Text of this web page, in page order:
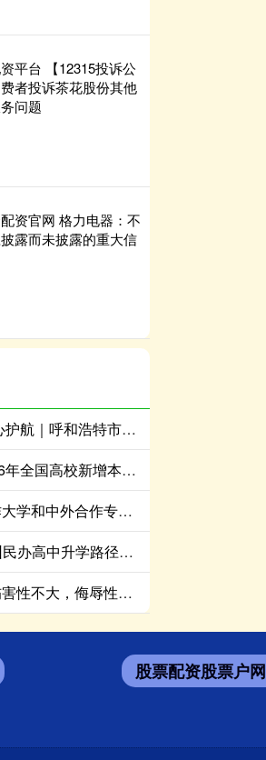
平台 【12315投诉公
者投诉茶花股份其他
问题
资官网 格力电器：不
露而未披露的重大信
无双策略 高三征途 同心护航｜呼和浩特市2026年度生涯规划季正式启动！首场赋能讲座走进呼市二中
股票配资炒股官网 2026年全国高校新增本科专业38个，高考志愿怎么填？
方圆配资平台 中外合作大学和中外合作专业，到底有何不同？
中金配资APP下载 深圳民办高中升学路径解析：普高、艺考、国际方向怎么选？
武汉股票配资网平台 伤害性不大，侮辱性极强！ 伊朗革命卫队：第82 空降师和第1装甲师，
股票配资股票户网